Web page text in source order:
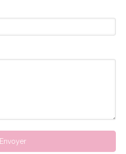
Envoyer